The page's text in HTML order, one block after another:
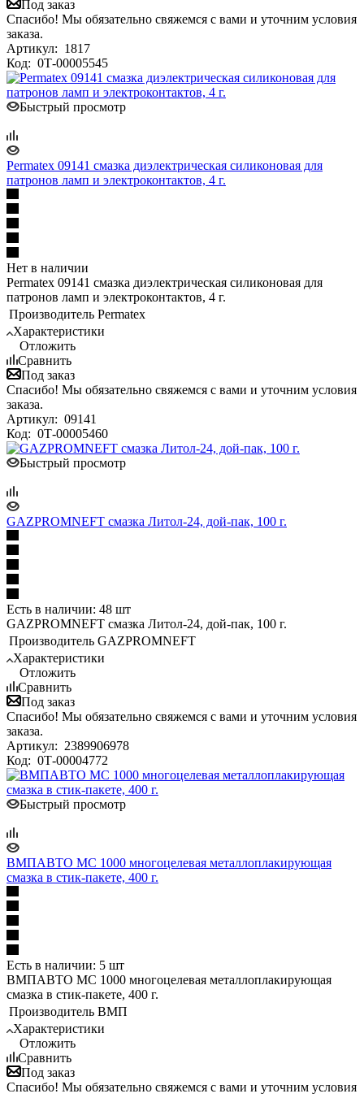
Под заказ
Спасибо! Мы обязательно свяжемся с вами и уточним условия
заказа.
Артикул: 1817
Код: 0Т-00005545
Быстрый просмотр
Permatex 09141 смазка диэлектрическая силиконовая для
патронов ламп и электроконтактов, 4 г.
Нет в наличии
Permatex 09141 смазка диэлектрическая силиконовая для
патронов ламп и электроконтактов, 4 г.
Производитель Permatex
Характеристики
Отложить
Сравнить
Под заказ
Спасибо! Мы обязательно свяжемся с вами и уточним условия
заказа.
Артикул: 09141
Код: 0Т-00005460
Быстрый просмотр
GAZPROMNEFT смазка Литол-24, дой-пак, 100 г.
Есть в наличии: 48 шт
GAZPROMNEFT смазка Литол-24, дой-пак, 100 г.
Производитель GAZPROMNEFT
Характеристики
Отложить
Сравнить
Под заказ
Спасибо! Мы обязательно свяжемся с вами и уточним условия
заказа.
Артикул: 2389906978
Код: 0Т-00004772
Быстрый просмотр
ВМПАВТО МС 1000 многоцелевая металлоплакирующая
смазка в стик-пакете, 400 г.
Есть в наличии: 5 шт
ВМПАВТО МС 1000 многоцелевая металлоплакирующая
смазка в стик-пакете, 400 г.
Производитель ВМП
Характеристики
Отложить
Сравнить
Под заказ
Спасибо! Мы обязательно свяжемся с вами и уточним условия